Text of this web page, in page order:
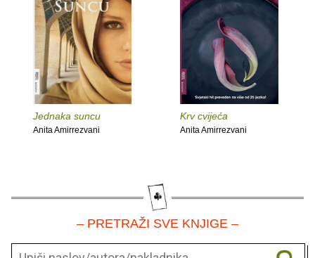
Jednaka suncu
Anita Amirrezvani
Krv cvijeća
Anita Amirrezvani
– PRETRAŽI SVE KNJIGE –